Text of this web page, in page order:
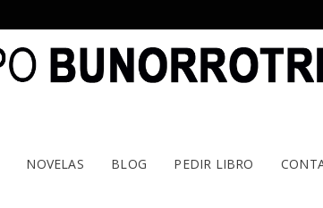
NOVELAS BLOG PEDIR LIBRO